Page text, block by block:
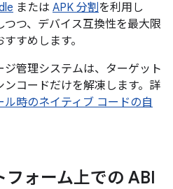
または APK 分割を利用し
つつ、デバイス互換性を最大限
すめします。
管理システムは、ターゲット
コードだけを解凍します。詳
ル時のネイティブ コードの自
ォーム上での ABI